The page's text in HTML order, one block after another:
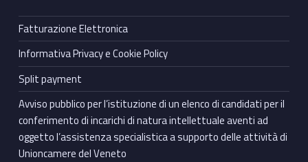
Fatturazione Elettronica
Informativa Privacy e Cookie Policy
Split payment
Avviso pubblico per l’istituzione di un elenco di candidati per il
conferimento di incarichi di natura intellettuale aventi ad
oggetto l’assistenza specialistica a supporto delle attività di
Unioncamere del Veneto